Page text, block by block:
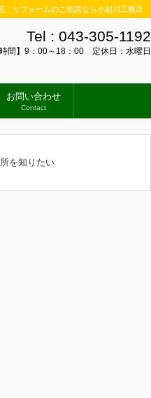
フォームのご相談なら小副川工務店
Tel : 043-305-1192
間】9：00～18：00 定休日：水曜日
お問い合わせ
Contact
を知りたい